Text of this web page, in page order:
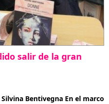
salir de la gran
Bentivegna En el marco